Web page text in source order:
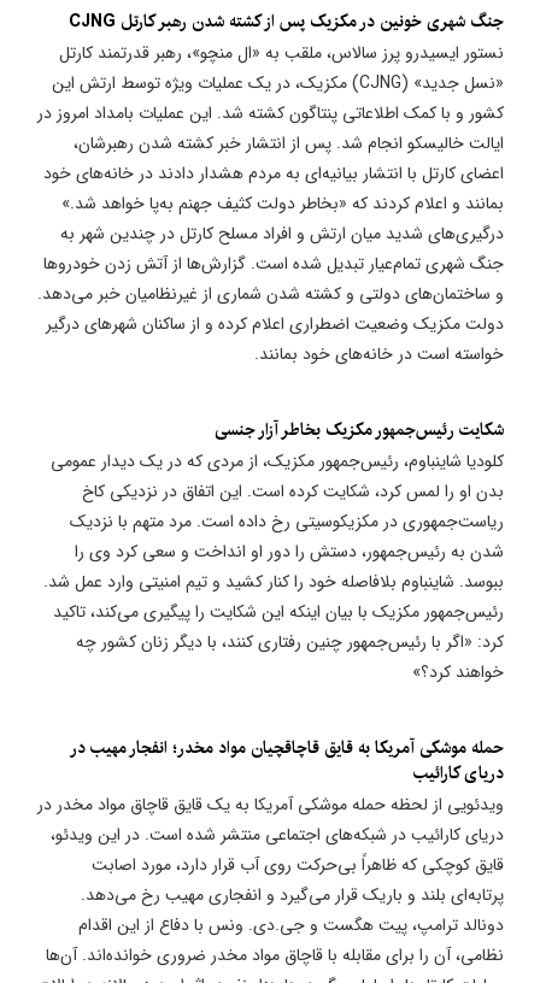
جنگ شهری خونین در مکزیک پس از کشته شدن رهبر کارتل CJNG
نستور ایسیدرو پرز سالاس، ملقب به «ال منچو»، رهبر قدرتمند کارتل
«نسل جدید» (CJNG) مکزیک، در یک عملیات ویژه توسط ارتش این
کشور و با کمک اطلاعاتی پنتاگون کشته شد. این عملیات بامداد امروز در
ایالت خالیسکو انجام شد. پس از انتشار خبر کشته شدن رهبرشان،
اعضای کارتل با انتشار بیانیه‌ای به مردم هشدار دادند در خانه‌های خود
بمانند و اعلام کردند که «بخاطر دولت کثیف جهنم به‌پا خواهد شد.»
درگیری‌های شدید میان ارتش و افراد مسلح کارتل در چندین شهر به
جنگ شهری تمام‌عیار تبدیل شده است. گزارش‌ها از آتش زدن خودروها
و ساختمان‌های دولتی و کشته شدن شماری از غیرنظامیان خبر می‌دهد.
دولت مکزیک وضعیت اضطراری اعلام کرده و از ساکنان شهرهای درگیر
خواسته است در خانه‌های خود بمانند.
شکایت رئیس‌جمهور مکزیک بخاطر آزار جنسی
کلودیا شاینباوم، رئیس‌جمهور مکزیک، از مردی که در یک دیدار عمومی
بدن او را لمس کرد، شکایت کرده است. این اتفاق در نزدیکی کاخ
ریاست‌جمهوری در مکزیکوسیتی رخ داده است. مرد متهم با نزدیک
شدن به رئیس‌جمهور، دستش را دور او انداخت و سعی کرد وی را
ببوسد. شاینباوم بلافاصله خود را کنار کشید و تیم امنیتی وارد عمل شد.
رئیس‌جمهور مکزیک با بیان اینکه این شکایت را پیگیری می‌کند، تاکید
کرد: «اگر با رئیس‌جمهور چنین رفتاری کنند، با دیگر زنان کشور چه
خواهند کرد؟»
حمله موشکی آمریکا به قایق قاچاقچیان مواد مخدر؛ انفجار مهیب در
دریای کارائیب
ویدئویی از لحظه حمله موشکی آمریکا به یک قایق قاچاق مواد مخدر در
دریای کارائیب در شبکه‌های اجتماعی منتشر شده است. در این ویدئو،
قایق کوچکی که ظاهراً بی‌حرکت روی آب قرار دارد، مورد اصابت
پرتابه‌ای بلند و باریک قرار می‌گیرد و انفجاری مهیب رخ می‌دهد.
دونالد ترامپ، پیت هگست و جی.دی. ونس با دفاع از این اقدام
نظامی، آن را برای مقابله با قاچاق مواد مخدر ضروری خوانده‌اند. آن‌ها